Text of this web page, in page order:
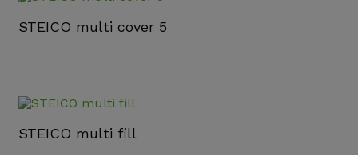
STEICO multi cover 5
STEICO multi fill